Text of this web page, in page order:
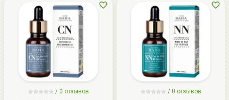
/ 0 отзывов
/ 0 отзывов